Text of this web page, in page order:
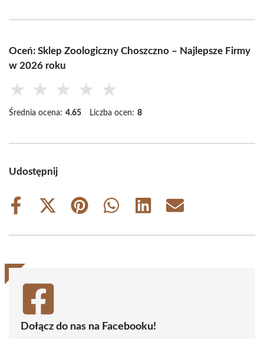
Oceń: Sklep Zoologiczny Choszczno – Najlepsze Firmy
w 2026 roku
★ ★ ★ ★ ★
Średnia ocena: 4.65 Liczba ocen: 8
Udostępnij
Share
Share
(Twitter)
Share
Share
Share
Share
Dołącz do nas na Facebooku!